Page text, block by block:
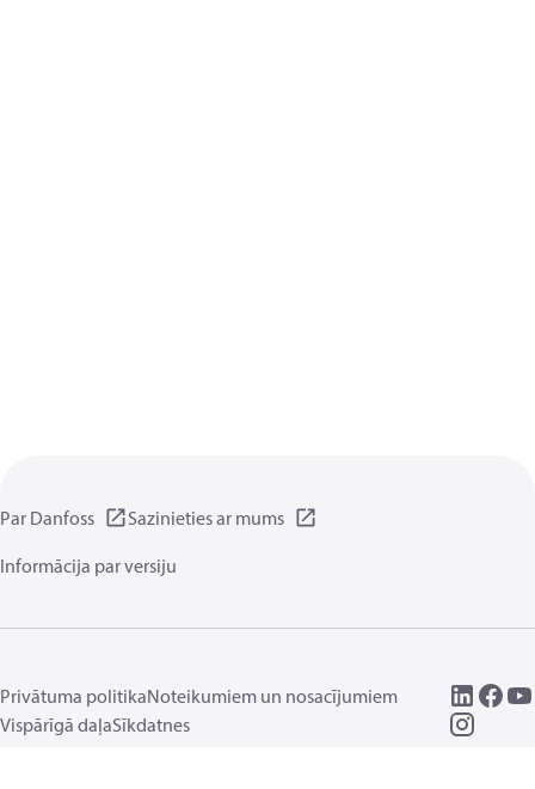
Par Danfoss
Sazinieties ar mums
Informācija par versiju
Privātuma politikaNoteikumiem un nosacījumiem
Vispārīgā daļaSīkdatnes